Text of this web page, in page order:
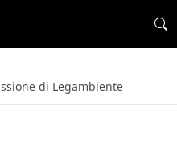
di Legambiente